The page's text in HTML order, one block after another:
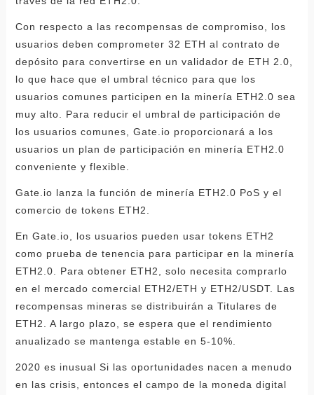
Con respecto a las recompensas de compromiso, los
usuarios deben comprometer 32 ETH al contrato de
depósito para convertirse en un validador de ETH 2.0,
lo que hace que el umbral técnico para que los
usuarios comunes participen en la minería ETH2.0 sea
muy alto. Para reducir el umbral de participación de
los usuarios comunes, Gate.io proporcionará a los
usuarios un plan de participación en minería ETH2.0
conveniente y flexible.
Gate.io lanza la función de minería ETH2.0 PoS y el
comercio de tokens ETH2.
En Gate.io, los usuarios pueden usar tokens ETH2
como prueba de tenencia para participar en la minería
ETH2.0. Para obtener ETH2, solo necesita comprarlo
en el mercado comercial ETH2/ETH y ETH2/USDT. Las
recompensas mineras se distribuirán a Titulares de
ETH2. A largo plazo, se espera que el rendimiento
anualizado se mantenga estable en 5-10%.
2020 es inusual Si las oportunidades nacen a menudo
en las crisis, entonces el campo de la moneda digital